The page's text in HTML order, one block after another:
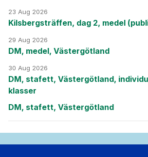
23 Aug 2026
Kilsbergsträffen, dag 2, medel
29 Aug 2026
DM, medel, Västergötland
30 Aug 2026
DM, stafett, Västergötland,
klasser
DM, stafett, Västergötland